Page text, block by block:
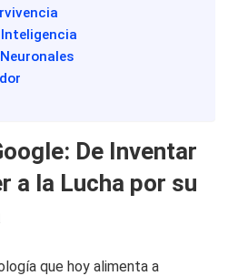
Inteligencia
De Inventar
a la Lucha por su
que hoy alimenta a